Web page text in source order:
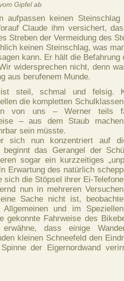
Gipfel ab
aufpassen keinen
Claude ihm versichert,
Streben der Vermeidung des
keinen Steinschlag, was
kann. Er hält die
widersprechen nicht, denn
aus berufenem Munde.
steil, schmal und felsig.
die kompletten
von uns – Werner teils
– aus dem Staub
sein müsste.
sich nun konzentriert auf
beginnt das Gerangel der
sogar ein kurzzeitiges
Erwartung des natürlich
sich die Stöpsel ihrer Ei-
nun in mehreren
Sache nicht ist,
und im
gekonnte Fahrweise des
dass einige
kleinen Schneefeld den
der Eigernordwand